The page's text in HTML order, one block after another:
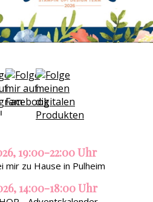
19:00-22:00 Uhr
mir zu Hause in Pulheim
14:00-18:00 Uhr